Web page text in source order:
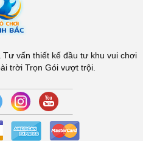
vấn thiết kế đầu tư khu vui chơi
trời Trọn Gói vượt trội.